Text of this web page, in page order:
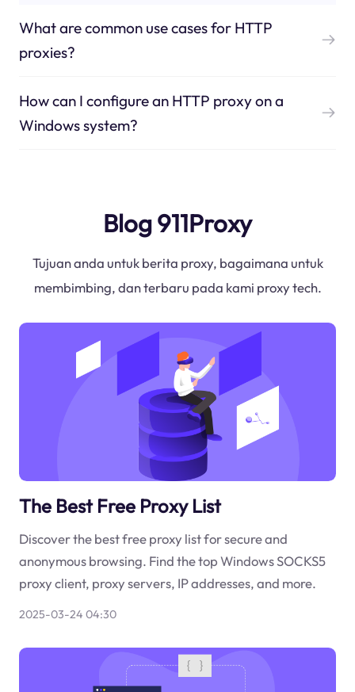
What are common use cases for HTTP
proxies?
How can I configure an HTTP proxy on a
Windows system?
Blog 911Proxy
Tujuan anda untuk berita proxy, bagaimana untuk
membimbing, dan terbaru pada kami proxy tech.
The Best Free Proxy List
Discover the best free proxy list for secure and
anonymous browsing. Find the top Windows SOCKS5
proxy client, proxy servers, IP addresses, and more.
2025-03-24 04:30